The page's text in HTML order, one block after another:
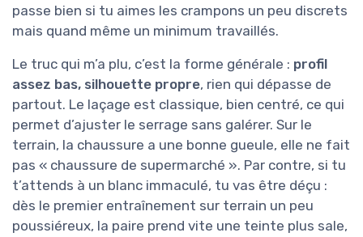
passe bien si tu aimes les crampons un peu discrets
mais quand même un minimum travaillés.
Le truc qui m’a plu, c’est la forme générale : profil
assez bas, silhouette propre, rien qui dépasse de
partout. Le laçage est classique, bien centré, ce qui
permet d’ajuster le serrage sans galérer. Sur le
terrain, la chaussure a une bonne gueule, elle ne fait
pas « chaussure de supermarché ». Par contre, si tu
t’attends à un blanc immaculé, tu vas être déçu :
dès le premier entraînement sur terrain un peu
poussiéreux, la paire prend vite une teinte plus sale,